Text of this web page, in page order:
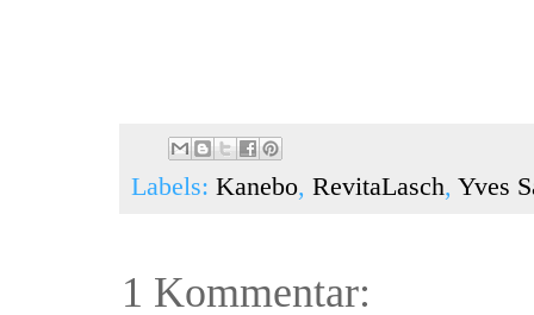
Labels: Kanebo, RevitaLasch, Yves
1 Kommentar: